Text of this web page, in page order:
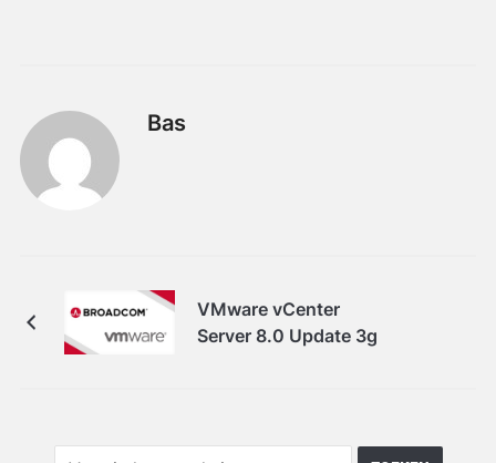
Bas
VMware vCenter
Server 8.0 Update 3g